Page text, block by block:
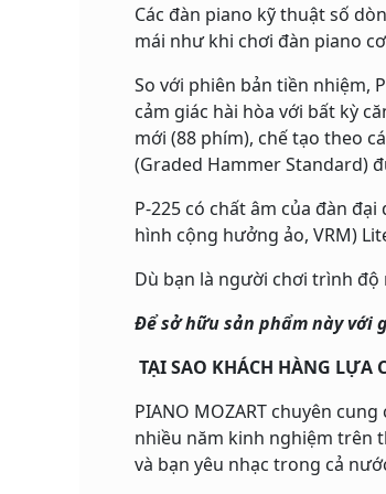
Các đàn piano kỹ thuật số
mái như khi chơi đàn piano
So với phiên bản tiền nhiệm,
cảm giác hài hòa với bất kỳ
mới (88 phím), chế tạo theo
(Graded Hammer Standard)
P-225 có chất âm của đàn
hình cộng hưởng ảo, VRM)
Dù bạn là người chơi trình độ
Để sở hữu sản phẩm này với
TẠI SAO KHÁCH HÀNG LỰA
PIANO MOZART chuyên
nhiều năm kinh nghiệm trên
và bạn yêu nhạc trong cả